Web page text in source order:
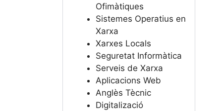
Ofimàtiques
Sistemes Operatius en
Xarxa
Xarxes Locals
Seguretat Informàtica
Serveis de Xarxa
Aplicacions Web
Anglès Tècnic
Digitalizació